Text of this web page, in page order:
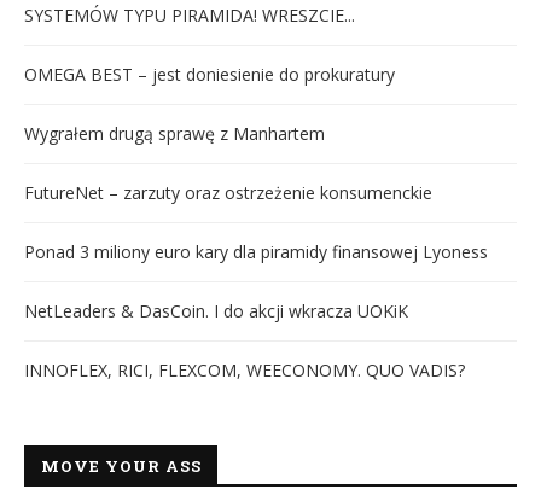
SYSTEMÓW TYPU PIRAMIDA! WRESZCIE...
OMEGA BEST – jest doniesienie do prokuratury
Wygrałem drugą sprawę z Manhartem
FutureNet – zarzuty oraz ostrzeżenie konsumenckie
Ponad 3 miliony euro kary dla piramidy finansowej Lyoness
NetLeaders & DasCoin. I do akcji wkracza UOKiK
INNOFLEX, RICI, FLEXCOM, WEECONOMY. QUO VADIS?
MOVE YOUR ASS